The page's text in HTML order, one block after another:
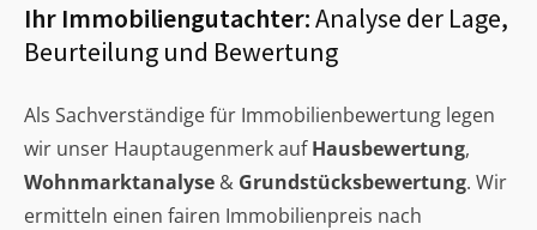
Ihr Immobiliengutachter:Analyse der Lage,
Beurteilung und Bewertung
Als Sachverständige für Immobilienbewertung legen
wir unser Hauptaugenmerk aufHausbewertung,
Wohnmarktanalyse & Grundstücksbewertung. Wir
ermitteln einen fairen Immobilienpreis nach